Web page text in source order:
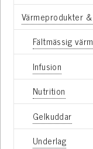
Värmeprodukter
Fältmässig
Infusion
Nutrition
Gelkuddar
Underlag